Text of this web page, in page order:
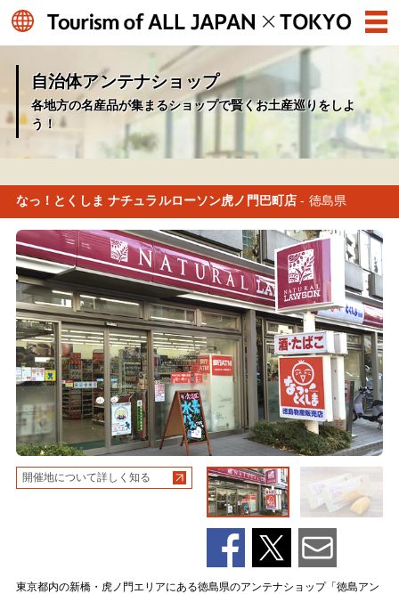
自治体アンテナショップ
各地方の名産品が集まるショップで賢くお土産巡りをしよ
う！
なっ！とくしま ナチュラルローソン虎ノ門巴町店- 徳島県
開催地について詳しく知る
東京都内の新橋・虎ノ門エリアにある徳島県のアンテナショップ「徳島アン